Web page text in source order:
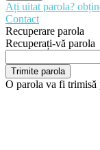
Ați uitat parola?
Contact
Recuperare parola
Recuperați-vă parola
O parola va fi trimisă